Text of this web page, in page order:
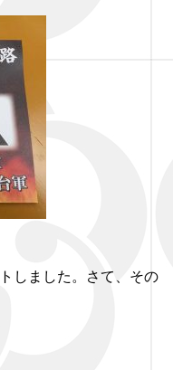
しました。さて、その